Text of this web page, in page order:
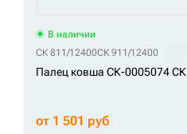
В наличии
СК 811/12400СК 911/12400
Палец ковша СК-0005074 СК
от 1 501 руб